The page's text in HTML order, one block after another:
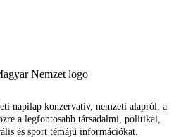
napilap konzervatív, nemzeti alapról, a
a legfontosabb társadalmi, politikai,
és sport témájú információkat.